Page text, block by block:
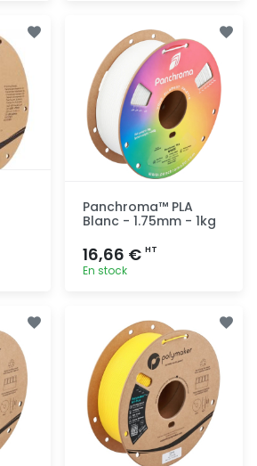
rapide
Panchroma™ PLA
Blanc - 1.75mm - 1kg
16,66 € HT
En stock
rapide